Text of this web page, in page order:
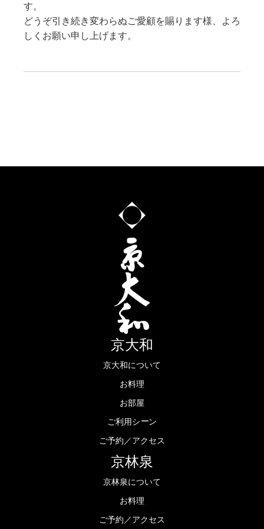
す。
どうぞ引き続き変わらぬご愛顧を賜ります様、よろ
しくお願い申し上げます。
京大和
京大和について
お料理
お部屋
ご利用シ ーン
ご予約／アクセス
京林泉
京林泉について
お料理
ご予約／アクセス